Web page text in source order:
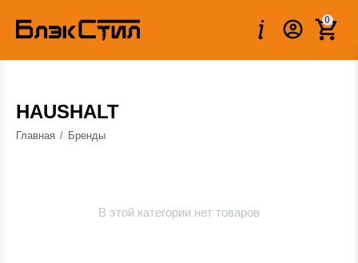
0
HAUSHALT
Главная / Бренды
В этой категории нет товаров